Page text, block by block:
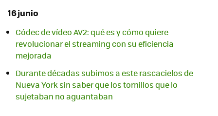
16 junio
Códec de vídeo AV2: qué es y cómo quiere
revolucionar el streaming con su eficiencia
mejorada
Durante décadas subimos a este rascacielos de
Nueva York sin saber que los tornillos que lo
sujetaban no aguantaban